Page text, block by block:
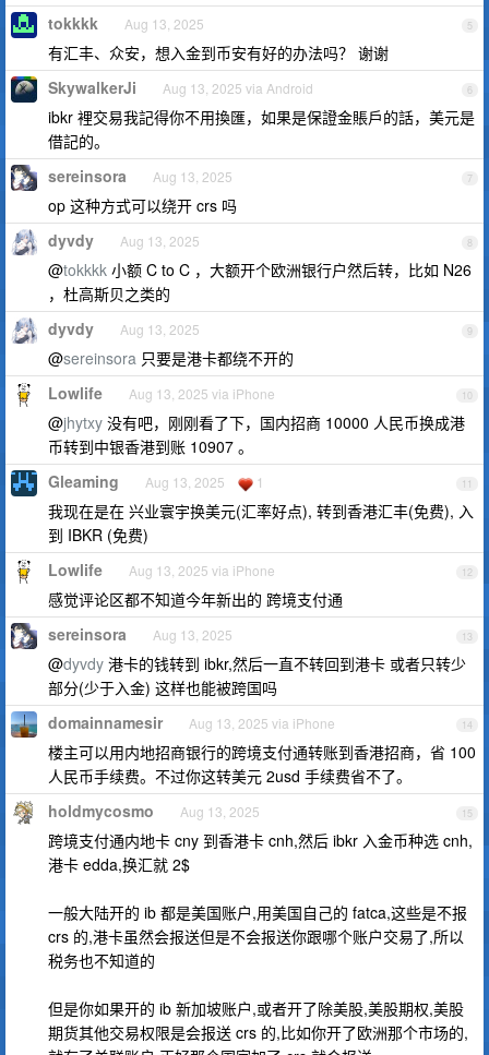
5
tokkkk Aug 13, 2025
有汇丰、众安，想入金到币安有好的办法吗？ 谢谢
6
SkywalkerJi Aug 13, 2025 via Android
ibkr 裡交易我記得你不用換匯，如果是保證金賬戶的話，美元是
借記的。
7
sereinsora Aug 13, 2025
op 这种方式可以绕开 crs 吗
8
dyvdy Aug 13, 2025
@tokkkk 小额 C to C ，大额开个欧洲银行户然后转，比如 N26
，杜高斯贝之类的
9
dyvdy Aug 13, 2025
@sereinsora 只要是港卡都绕不开的
10
Lowlife Aug 13, 2025 via iPhone
@jhytxy 没有吧，刚刚看了下，国内招商 10000 人民币换成港
币转到中银香港到账 10907 。
11
Gleaming Aug 13, 2025 1
我现在是在 兴业寰宇换美元(汇率好点), 转到香港汇丰(免费), 入
到 IBKR (免费)
12
Lowlife Aug 13, 2025 via iPhone
感觉评论区都不知道今年新出的 跨境支付通
13
sereinsora Aug 13, 2025
@dyvdy 港卡的钱转到 ibkr,然后一直不转回到港卡 或者只转少
部分(少于入金) 这样也能被跨国吗
14
domainnamesir Aug 13, 2025 via iPhone
楼主可以用内地招商银行的跨境支付通转账到香港招商，省 100
人民币手续费。不过你这转美元 2usd 手续费省不了。
15
holdmycosmo Aug 13, 2025
跨境支付通内地卡 cny 到香港卡 cnh,然后 ibkr 入金币种选 cnh,
港卡 edda,换汇就 2$
一般大陆开的 ib 都是美国账户,用美国自己的 fatca,这些是不报
crs 的,港卡虽然会报送但是不会报送你跟哪个账户交易了,所以
税务也不知道的
但是你如果开的 ib 新加坡账户,或者开了除美股,美股期权,美股
期货其他交易权限是会报送 crs 的,比如你开了欧洲那个市场的,